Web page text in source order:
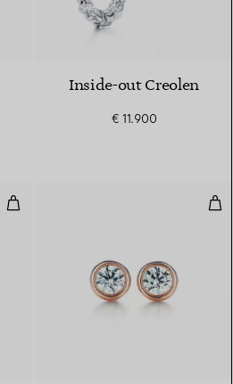
2 Materialien
Inside-out Creolen
€ 11.900
Creolen